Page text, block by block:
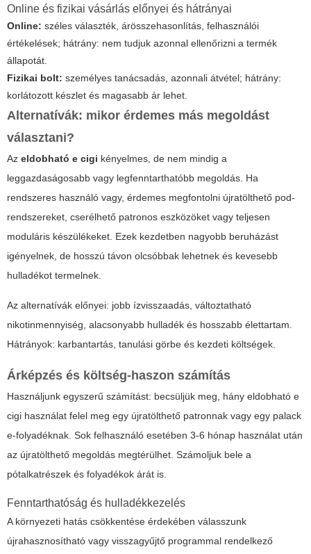
Online és fizikai vásárlás előnyei és hátrányai
Online: széles választék, árösszehasonlítás, felhasználói
értékelések; hátrány: nem tudjuk azonnal ellenőrizni a termék
állapotát.
Fizikai bolt: személyes tanácsadás, azonnali átvétel; hátrány:
korlátozott készlet és magasabb ár lehet.
Alternatívák: mikor érdemes más megoldást
választani?
Az eldobható e cigi kényelmes, de nem mindig a
leggazdaságosabb vagy legfenntarthatóbb megoldás. Ha
rendszeres használó vagy, érdemes megfontolni újratölthető pod-
rendszereket, cserélhető patronos eszközöket vagy teljesen
moduláris készülékeket. Ezek kezdetben nagyobb beruházást
igényelnek, de hosszú távon olcsóbbak lehetnek és kevesebb
hulladékot termelnek.
Az alternatívák előnyei: jobb ízvisszaadás, változtatható
nikotinmennyiség, alacsonyabb hulladék és hosszabb élettartam.
Hátrányok: karbantartás, tanulási görbe és kezdeti költségek.
Árképzés és költség-haszon számítás
Használjunk egyszerű számítást: becsüljük meg, hány eldobható e
cigi használat felel meg egy újratölthető patronnak vagy egy palack
e-folyadéknak. Sok felhasználó esetében 3-6 hónap használat után
az újratölthető megoldás megtérülhet. Számoljuk bele a
pótalkatrészek és folyadékok árát is.
Fenntarthatóság és hulladékkezelés
A környezeti hatás csökkentése érdekében válasszunk
újrahasznosítható vagy visszagyűjtő programmal rendelkező